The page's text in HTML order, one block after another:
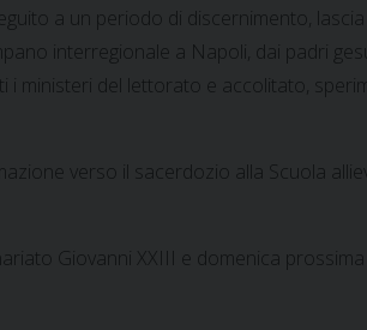
a un periodo di discernimento,
interregionale a Napoli, dai padri
ministeri del lettorato e accolitato,
verso il sacerdozio alla Scuola
Giovanni XXIII e domenica